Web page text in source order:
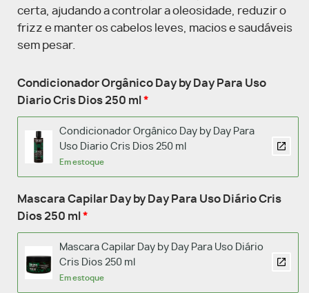
certa, ajudando a controlar a oleosidade, reduzir o
frizz e manter os cabelos leves, macios e saudáveis
sem pesar.
Condicionador Orgânico Day by Day Para Uso
Diario Cris Dios 250 ml
Condicionador Orgânico Day by Day Para
Uso Diario Cris Dios 250 ml
Em estoque
Mascara Capilar Day by Day Para Uso Diário Cris
Dios 250 ml
Mascara Capilar Day by Day Para Uso Diário
Cris Dios 250 ml
Em estoque